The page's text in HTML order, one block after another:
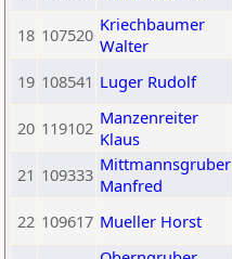
18 107520 Kriechbaumer
Walter
19 108541 Luger Rudolf
20 119102 Manzenreiter
Klaus
21 109333 Mittmannsgruber
Manfred
22 109617 Mueller Horst